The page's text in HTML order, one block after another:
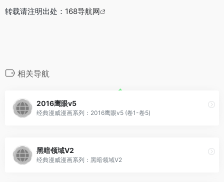
转载请注明出处： 168导航网
相关导航
2016鹰眼v5
经典漫威漫画系列：2016鹰眼v5 (卷1-卷5)
黑暗领域V2
经典漫威漫画系列：黑暗领域V2